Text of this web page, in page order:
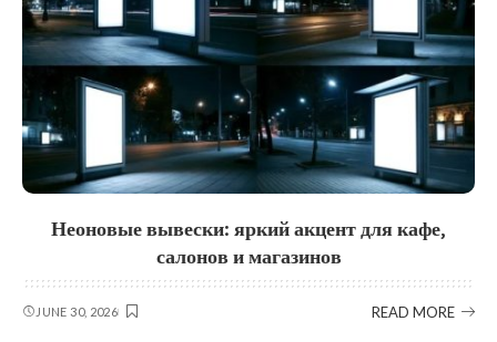
Неоновые вывески: яркий акцент для кафе,
салонов и магазинов
JUNE 30, 2026 READ MORE